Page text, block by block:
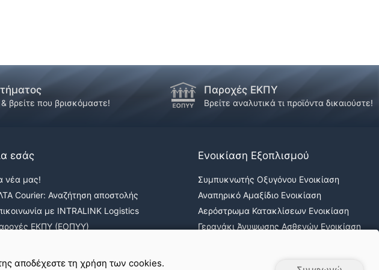
αποδέχεστε τη χρήση των cookies.
βρείτε που βρισκόμαστε!
Παροχές ΕΚΠΥ
Βρείτε αναλυτικά τι προϊόντα δικαιούστε!
εσάς
νέα μας!
Courier: Αναζήτηση αποστολής
με INTRALINK Logistics
ΕΚΠΥ (ΕΟΠΥΥ)
Ενοικίαση Εξοπλισμού
Συμπυκνωτής Οξυγόνου Ενοικίαση
Αναπηρικό Αμαξίδιο Ενοικίαση
Αερόστρωμα Κατακλίσεων Ενοικίαση
Γερανάκι Άνυψωσης Ασθενών Ενοικίαση